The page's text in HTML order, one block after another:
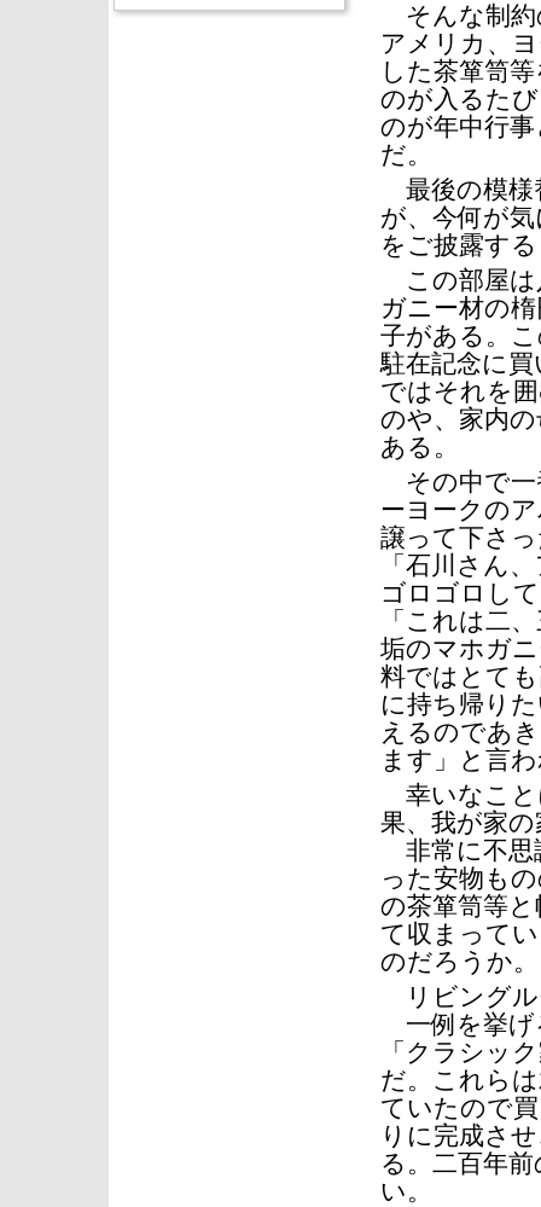
そんな制約
アメリカ、
した茶箪笥
のが入るた
のが年中行
だ。
最後の模様
が、今何が
をご披露す
この部屋は
ガニー材の
子がある。
駐在記念に
ではそれを
のや、家内
ある。
その中で一
ーヨークの
譲って下さ
「石川さん
ゴロゴロし
「これは二
垢のマホガ
料ではとて
に持ち帰り
えるのであ
ます」と言
幸いなこと
果、我が家
非常に不思
った安物も
の茶箪笥等
て収まって
のだろうか。
リビングル
一例を挙げ
「クラシッ
だ。これら
ていたので
りに完成さ
る。二百年
い。